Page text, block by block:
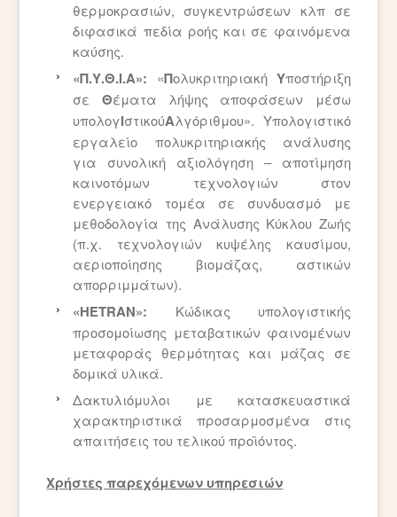
θερμοκρασιών, συγκεντρώσεων κλπ σε
διφασικά πεδία ροής και σε φαινόμενα
καύσης.
«Π.Υ.Θ.Ι.Α»: «Πολυκριτηριακή Υποστήριξη
σε Θέματα λήψης αποφάσεων μέσω
υπολογΙστικούΑλγόριθμου». Υπολογιστικό
εργαλείο πολυκριτηριακής ανάλυσης
για συνολική αξιολόγηση – αποτίμηση
καινοτόμων τεχνολογιών στον
ενεργειακό τομέα σε συνδυασμό με
μεθοδολογία της Ανάλυσης Κύκλου Ζωής
(π.χ. τεχνολογιών κυψέλης καυσίμου,
αεριοποίησης βιομάζας, αστικών
απορριμμάτων).
«HETRAN»: Κώδικας υπολογιστικής
προσομοίωσης μεταβατικών φαινομένων
μεταφοράς θερμότητας και μάζας σε
δομικά υλικά.
Δακτυλιόμυλοι με κατασκευαστικά
χαρακτηριστικά προσαρμοσμένα στις
απαιτήσεις του τελικού προϊόντος.
Χρήστες παρεχόμενων υπηρεσιών